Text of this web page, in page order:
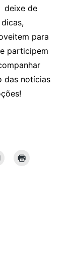
deixe de
para
participem
das notícias